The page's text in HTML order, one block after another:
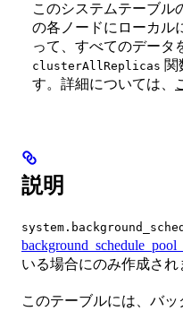
このシステムテーブル
の各ノードにローカル
って、すべてのデータ
clusterAllReplicas 関
す。詳細については、
説明
いる場合にのみ作成され
このテーブルには、バ